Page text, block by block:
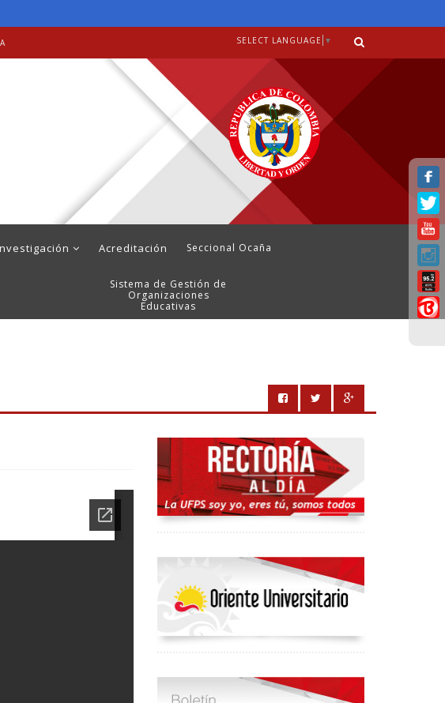
SELECT LANGUAGE ▼
Acreditación Seccional Ocaña
Sistema de Gestión de
Organizaciones
Educativas